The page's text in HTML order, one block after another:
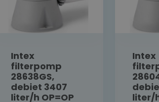
Intex
filterpomp
28638GS,
debiet 3407
liter/h OP=OP
Intex
liter/